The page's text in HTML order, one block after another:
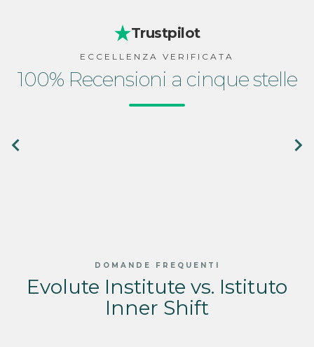
Trustpilot
ECCELLENZA VERIFICATA
100% Recensioni a cinque stelle
DOMANDE FREQUENTI
Evolute Institute vs. Istituto
Inner Shift